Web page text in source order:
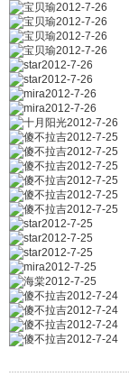
宝贝瑜2012-7-26
宝贝瑜2012-7-26
宝贝瑜2012-7-26
宝贝瑜2012-7-26
star2012-7-26
star2012-7-26
mira2012-7-26
mira2012-7-26
十月阳光2012-7-26
傻不拉吉2012-7-25
傻不拉吉2012-7-25
傻不拉吉2012-7-25
傻不拉吉2012-7-25
傻不拉吉2012-7-25
傻不拉吉2012-7-25
star2012-7-25
star2012-7-25
star2012-7-25
mira2012-7-25
海棠2012-7-25
傻不拉吉2012-7-24
傻不拉吉2012-7-24
傻不拉吉2012-7-24
傻不拉吉2012-7-24